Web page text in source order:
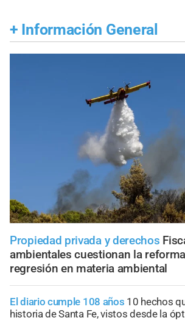
+ Información General
Propiedad privada y derechos
ambientales cuestionan la
regresión en materia ambiental
El diario cumple 108 años 10 hechos
historia de Santa Fe, vistos desde la